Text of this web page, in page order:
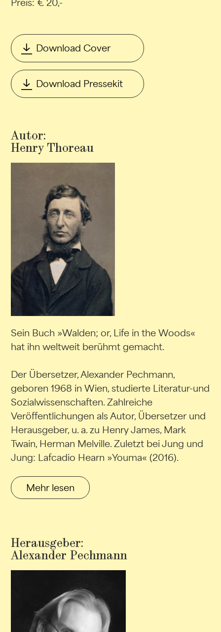
Preis: € 20,-
Download Cover
Download Pressekit
Autor:
Henry Thoreau
Sein Buch »Walden; or, Life in the Woods«
hat ihn weltweit berühmt gemacht.
Der Übersetzer, Alexander Pechmann,
geboren 1968 in Wien, studierte Literatur-und
Sozialwissenschaften. Zahlreiche
Veröffentlichungen als Autor, Übersetzer und
Herausgeber, u. a. zu Henry James, Mark
Twain, Herman Melville. Zuletzt bei Jung und
Jung: Lafcadio Hearn »Youma« (2016).
Mehr lesen
Herausgeber:
Alexander Pechmann